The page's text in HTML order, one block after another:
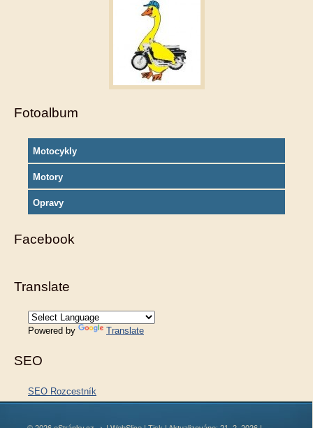
Fotoalbum
Motocykly
Motory
Opravy
Facebook
Translate
Powered by Translate
SEO
SEO Rozcestník